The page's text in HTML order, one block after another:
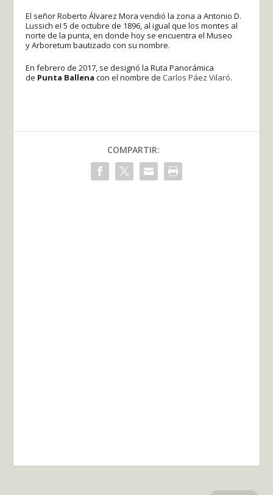
El señor Roberto Álvarez Mora vendió la zona a Antonio D.
Lussich eI 5 de octubre de 1896,​ al igual que los montes al
norte de la punta, en donde hoy se encuentra el Museo
y Arboretum bautizado con su nombre.
En febrero de 2017, se designó la Ruta Panorámica
de Punta Ballena con el nombre de Carlos Páez Vilaró.​
COMPARTIR: